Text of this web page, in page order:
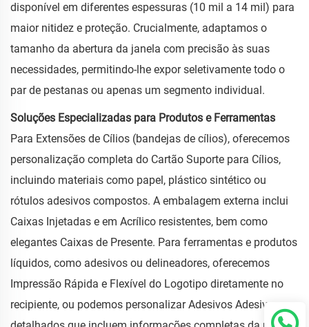
disponível em diferentes espessuras (10 mil a 14 mil) para
maior nitidez e proteção. Crucialmente, adaptamos o
tamanho da abertura da janela com precisão às suas
necessidades, permitindo-lhe expor seletivamente todo o
par de pestanas ou apenas um segmento individual.
Soluções Especializadas para Produtos e Ferramentas
Para Extensões de Cílios (bandejas de cílios), oferecemos
personalização completa do Cartão Suporte para Cílios,
incluindo materiais como papel, plástico sintético ou
rótulos adesivos compostos. A embalagem externa inclui
Caixas Injetadas e em Acrílico resistentes, bem como
elegantes Caixas de Presente. Para ferramentas e produtos
líquidos, como adesivos ou delineadores, oferecemos
Impressão Rápida e Flexível do Logotipo diretamente no
recipiente, ou podemos personalizar Adesivos Adesivos